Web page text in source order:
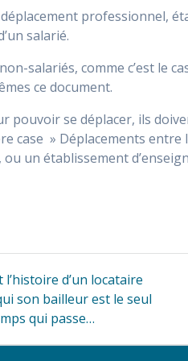
professionnel,
salarié.
salariés, comme c’est le
ce document.
pouvoir se déplacer, ils
case » Déplacements entre
un établissement
l’histoire d’un locataire
son bailleur est le seul
qui passe…